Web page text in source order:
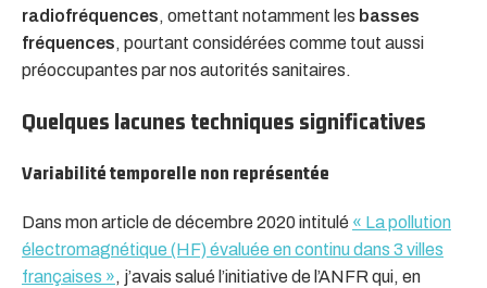
radiofréquences, omettant notamment les basses
fréquences, pourtant considérées comme tout aussi
préoccupantes par nos autorités sanitaires.
Quelques lacunes techniques significatives
Variabilité temporelle non représentée
Dans mon article de décembre 2020 intitulé « La pollution
électromagnétique (HF) évaluée en continu dans 3 villes
françaises », j’avais salué l’initiative de l’ANFR qui, en